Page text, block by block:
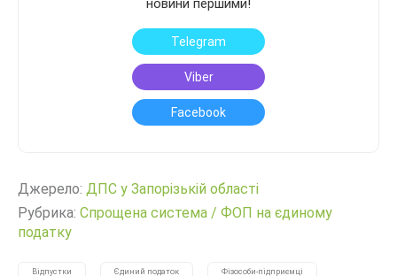
новини першими!
Telegram
Viber
Facebook
Джерело: ДПС у Запорізькій області
Рубрика: Спрощена система / ФОП на єдиному
податку
Відпустки Єдиний податок Фізособи-підприємці